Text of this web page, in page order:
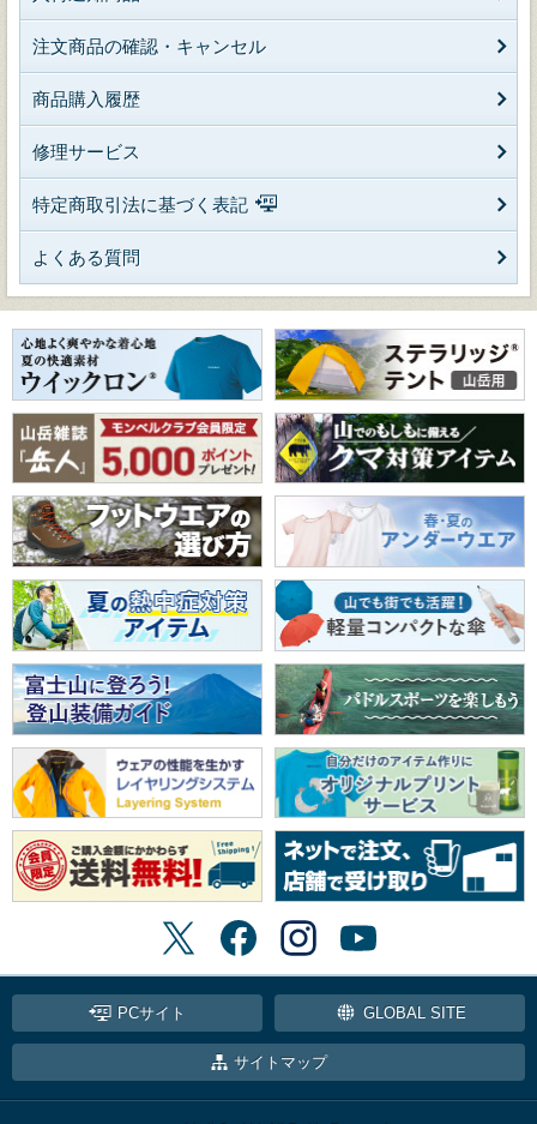
注文商品の確認・キャンセル
商品購入履歴
修理サービス
特定商取引法に基づく表記
よくある質問
PCサイト GLOBAL SITE
サイトマップ